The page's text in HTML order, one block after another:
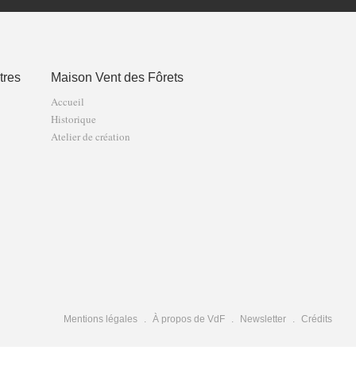
Maison Vent des Fôrets
Accueil
Historique
Atelier de création
Mentions légales À propos de VdF Newsletter Crédits